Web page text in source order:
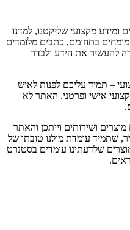
מקצועי שליקטנו, למדנו
בתחומם, כתבים מלומדים
להעשיר את הידע ולבדר
– תמיד עליכם לפנות לאיש
אישי ופרטני. האתר לא
ושירותים וייתכן והאתר
שתמיד עומדת מולנו טובתו של
שלדעתינו עומדים בסטנרט